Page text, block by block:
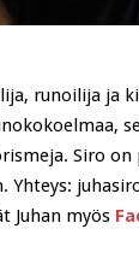
runoilija ja
Siro
Yhteys:
Juhan myös